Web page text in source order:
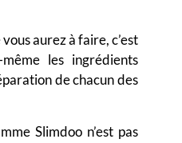
aurez à faire, c’est
les ingrédients
de chacun des
Slimdoo n’est pas